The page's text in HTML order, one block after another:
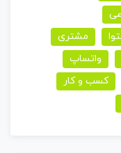
مشتری
واتساپ
کسب و کار